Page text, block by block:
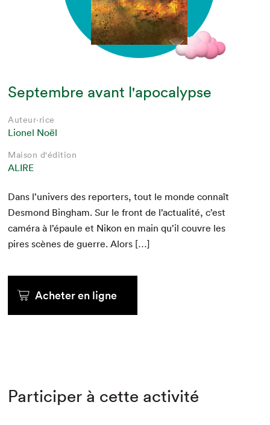
Septembre avant l'apocalypse
Auteur·rice
Lionel Noël
Maison d'édition
ALIRE
Dans l’univers des reporters, tout le monde connaît
Desmond Bing­ham. Sur le front de l’actualité, c’est
caméra à l’épaule et Nikon en main qu’il cou­vre les
pires scènes de guerre. Alors […]
Acheter en ligne
Participer à cette activité